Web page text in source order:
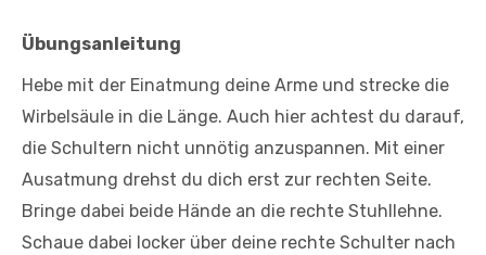
Übungsanleitung
Hebe mit der Einatmung deine Arme und strecke die
Wirbelsäule in die Länge. Auch hier achtest du darauf,
die Schultern nicht unnötig anzuspannen. Mit einer
Ausatmung drehst du dich erst zur rechten Seite.
Bringe dabei beide Hände an die rechte Stuhllehne.
Schaue dabei locker über deine rechte Schulter nach